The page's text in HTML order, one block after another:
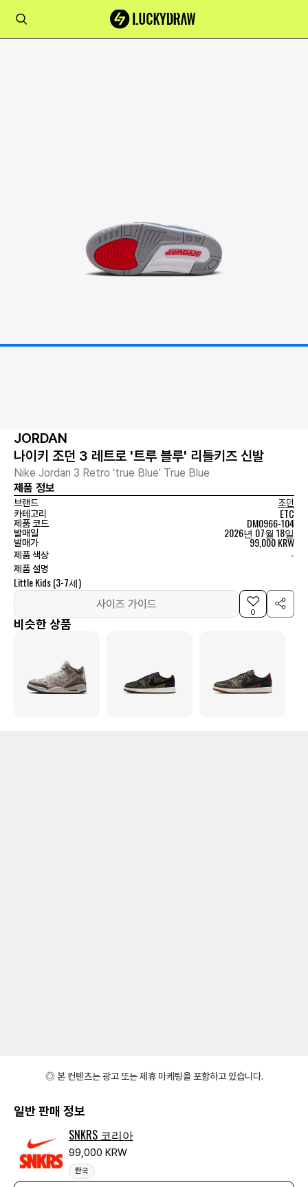
JORDAN
나이키 조던 3 레트로 '트루 블루' 리틀키즈 신발
Nike Jordan 3 Retro 'true Blue' True Blue
제품 정보
브랜드
조던
카테고리
ETC
제품 코드 DM0966-104
발매일 2026년 07월 18일
발매가 99,000 KRW
제품 색상 -
제품 설명
Little Kids (3-7세)
사이즈 가이드
0
비슷한 상품
◎ 본 컨텐츠는 광고 또는 제휴 마케팅을 포함하고 있습니다.
일반 판매 정보
SNKRS 코리아
99,000 KRW
한국